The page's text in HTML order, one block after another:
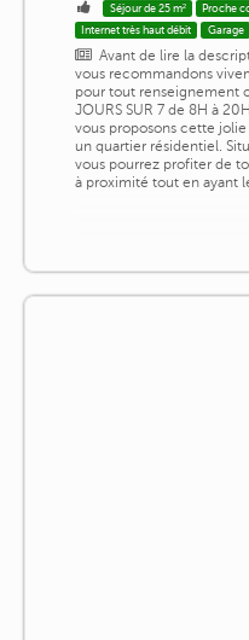
Séjour de 25 m² Proche
Internet très haut débit
Garage
Avant de lire la
vous recommandons
pour tout renseignement
JOURS SUR 7 de 8H à
vous proposons cette
un quartier résidentiel.
vous pourrez profiter de
à proximité tout en ayant